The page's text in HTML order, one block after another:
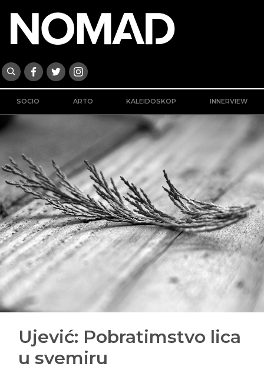
SOCIO ARTO KALEIDOSKOP INNERVIEW
Ujević: Pobratimstvo lica
u svemiru